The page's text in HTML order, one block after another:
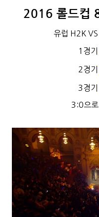
2016 롤드컵
유럽 H2K
1경기
2경기
3경기
3:0으